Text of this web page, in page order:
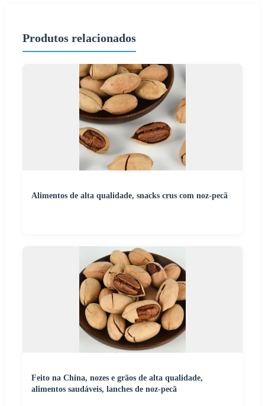
Produtos relacionados
Alimentos de alta qualidade, snacks crus com noz-pecã
Feito na China, nozes e grãos de alta qualidade,
alimentos saudáveis, lanches de noz-pecã